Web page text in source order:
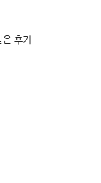
후기